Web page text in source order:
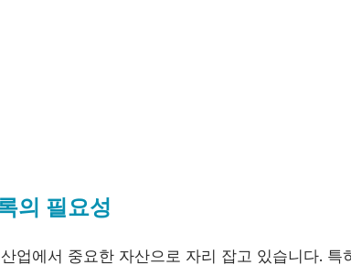
의 필요성
업에서 중요한 자산으로 자리 잡고 있습니다. 특